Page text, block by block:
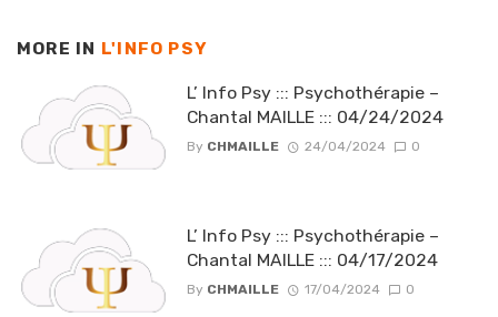
MORE IN L'INFO PSY
L’ Info Psy ::: Psychothérapie –
Chantal MAILLE ::: 04/24/2024
By CHMAILLE 24/04/2024 0
L’ Info Psy ::: Psychothérapie –
Chantal MAILLE ::: 04/17/2024
By CHMAILLE 17/04/2024 0